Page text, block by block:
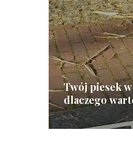
Twój piesek
dlaczego
ubranko?